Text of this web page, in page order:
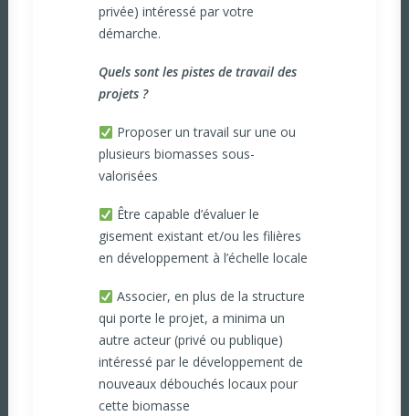
privée) intéressé par votre
démarche.
Quels sont les pistes de travail des
projets ?
Proposer un travail sur une ou
plusieurs biomasses sous-
valorisées
Être capable d’évaluer le
gisement existant et/ou les filières
en développement à l’échelle locale
Associer, en plus de la structure
qui porte le projet, a minima un
autre acteur (privé ou publique)
intéressé par le développement de
nouveaux débouchés locaux pour
cette biomasse